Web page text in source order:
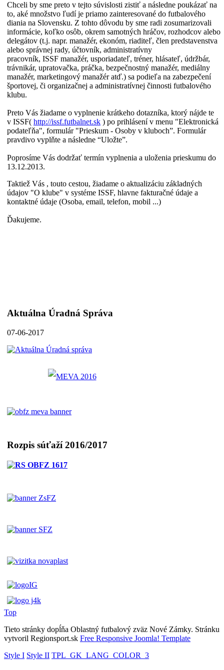
Chceli by sme preto v tejto súvislosti zistiť a následne poukázať na
to, aké množstvo ľudí je priamo zainteresované do futbalového
diania na Slovensku. Z tohto dôvodu by sme radi zosumarizovali
informácie, koľko osôb, okrem samotných hráčov, rozhodcov alebo
delegátov (t.j. napr. manažér, ekonóm, riaditeľ, člen predstavenstva
alebo správnej rady, účtovník, administratívny
pracovník, ISSF manažér, usporiadateľ, tréner, hlásateľ, údržbár,
trávnikár, upratovačka, práčka, bezpečnostný manažér, mediálny
manažér, marketingový manažér atď.) sa podieľa na zabezpečení
športovej, či organizačnej a administratívnej činnosti futbalového
klubu.
Preto Vás žiadame o vyplnenie krátkeho dotazníka, ktorý nájde te
v ISSF( http://issf.futbalnet.sk ) po prihlásení v menu "Elektronická
podateľňa", formulár "Prieskum - Osoby v kluboch”. Formulár
pravdivo vyplňte a následne “Uložte”.
Poprosíme Vás dodržať termín vyplnenia a uloženia prieskumu do
13.12.2013.
Taktiež Vás , touto cestou, žiadame o aktualizáciu základných
údajov "O klube" v systéme ISSF, hlavne fakturačné údaje a
kontaktné údaje (Osoba, email, telefon, mobil ...)
Ďakujeme.
Aktuálna Úradná Správa
07-06-2017
Rozpis súťaží 2016/2017
Top
Tieto stránky dopĺňa Oblastný futbalový zväz Nové Zámky. Stránku
vytvoril Regionsport.sk Free Responsive Joomla! Template
Style I Style II TPL_GK_LANG_COLOR_3